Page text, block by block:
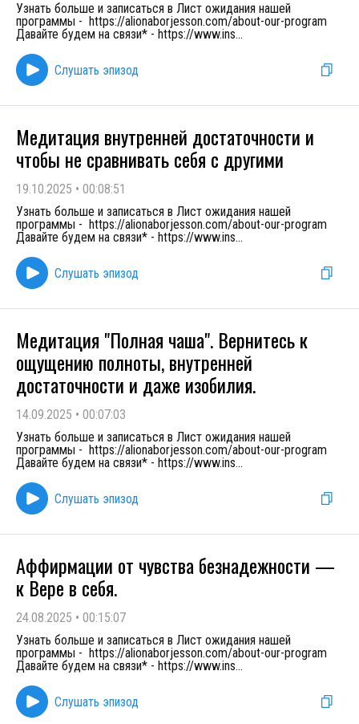
Узнать больше и записаться в Лист ожидания нашей
программы - https://alionaborjesson.com/about-our-program
Давайте будем на связи* - https://www.ins...
Слушать эпизод
Медитация внутренней достаточности и
чтобы не сравнивать себя с другими
19.10.2025 • 00:08:51
Узнать больше и записаться в Лист ожидания нашей
программы - https://alionaborjesson.com/about-our-program
Давайте будем на связи* - https://www.ins...
Слушать эпизод
Медитация "Полная чаша". Вернитесь к
ощущению полноты, внутренней
достаточности и даже изобилия.
14.09.2025 • 00:07:03
Узнать больше и записаться в Лист ожидания нашей
программы - https://alionaborjesson.com/about-our-program
Давайте будем на связи* - https://www.ins...
Слушать эпизод
Аффирмации от чувства безнадежности —
к Вере в себя.
24.08.2025 • 00:15:07
Узнать больше и записаться в Лист ожидания нашей
программы - https://alionaborjesson.com/about-our-program
Давайте будем на связи* - https://www.ins...
Слушать эпизод